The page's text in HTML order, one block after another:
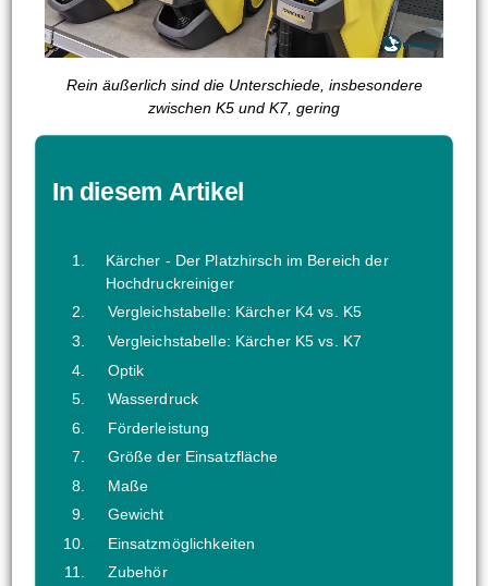
Rein äußerlich sind die Unterschiede, insbesondere
zwischen K5 und K7, gering
In diesem Artikel
Kärcher - Der Platzhirsch im Bereich der
Hochdruckreiniger
Vergleichstabelle: Kärcher K4 vs. K5
Vergleichstabelle: Kärcher K5 vs. K7
Optik
Wasserdruck
Förderleistung
Größe der Einsatzfläche
Maße
Gewicht
Einsatzmöglichkeiten
Zubehör